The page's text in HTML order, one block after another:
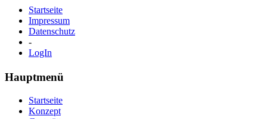
Startseite
Impressum
Datenschutz
-
LogIn
Hauptmenü
Startseite
Konzept